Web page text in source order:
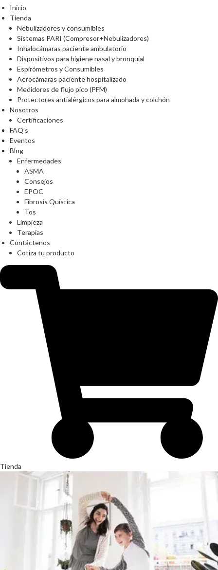
Inicio
Tienda
Nebulizadores y consumibles
Sistemas PARI (Compresor+Nebulizadores)
Inhalocámaras paciente ambulatorio
Dispositivos para higiene nasal y bronquial
Espirómetros y Consumibles
Aerocámaras paciente hospitalizado
Medidores de flujo pico (PFM)
Protectores antialérgicos para almohada y colchón
Nosotros
Certificaciones
FAQ’s
Eventos
Blog
Enfermedades
ASMA
Consejos
EPOC
Fibrosis Quística
Tos
Limpieza
Terapias
Contáctenos
Cotiza tu producto
Tienda